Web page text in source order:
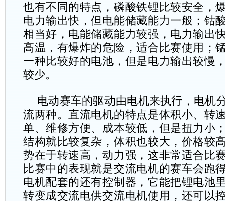
也有不同的特点，磷酸铁锂比较安全，
电力输出快，但电能储藏能力一般；钴
相当好，电能储藏能力较强，电力输出
高温，有爆炸的危险，适合比赛使用；
一种比较好的电池，但是电力输出较慢
较少。
电动赛车的驱动由电机来执行，电机
流两种。直流电机的特点是体积小、转
单、维修方便、成本较低，但是扭力小
结构就比较复杂，体积也较大，价格较
势在于转速高，动力强，这非常适合比
比赛中的表现就是交流电机的赛车会跑
电机配套的还有控制器，它能把锂电池
转变成交流电供交流电机使用，还可以